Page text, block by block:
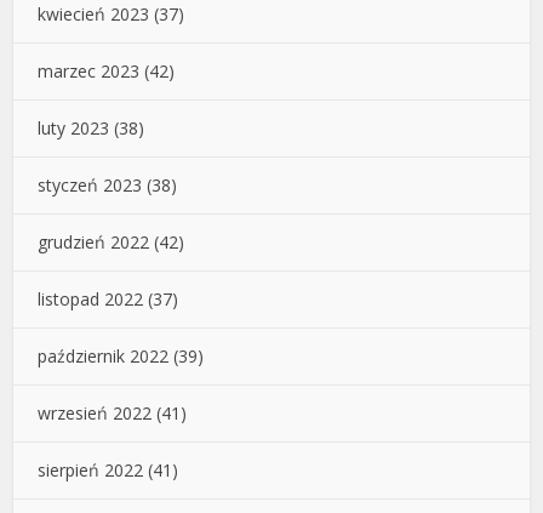
kwiecień 2023 (37)
marzec 2023 (42)
luty 2023 (38)
styczeń 2023 (38)
grudzień 2022 (42)
listopad 2022 (37)
październik 2022 (39)
wrzesień 2022 (41)
sierpień 2022 (41)